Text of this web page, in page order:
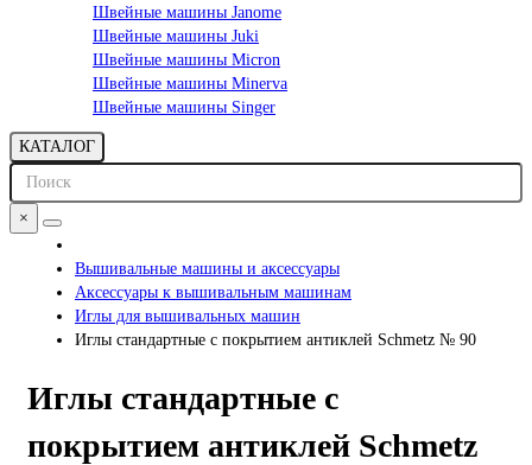
Швейные машины Janome
Швейные машины Juki
Швейные машины Micron
Швейные машины Minerva
Швейные машины Singer
КАТАЛОГ
×
Вышивальные машины и аксессуары
Аксессуары к вышивальным машинам
Иглы для вышивальных машин
Иглы стандартные с покрытием антиклей Schmetz № 90
Иглы стандартные с
покрытием антиклей Schmetz